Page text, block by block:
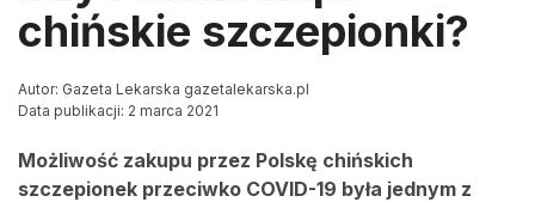
chińskie szczepionki?
Autor: Gazeta Lekarska gazetalekarska.pl
Data publikacji: 2 marca 2021
Możliwość zakupu przez Polskę chińskich
szczepionek przeciwko COVID-19 była jednym z